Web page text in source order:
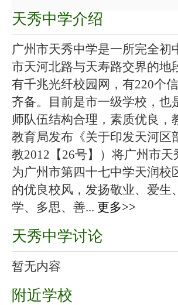
天秀中学介绍
广州市天秀中学是一所完全初
市天河北路与天寿路交界的地
有千兆光纤校园网，有220个
齐备。目前是市一级学校，也
师队伍结构合理，素质优良，
教育局发布《关于印发天河区
教2012【26号】）将广州市
为广州市第四十七中学天润
的优良校风，发扬敬业、爱
学、多思、善... 更多>>
天秀中学讨论
暂无内容
附近学校